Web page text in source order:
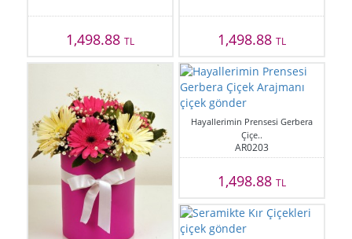
1,498.88TL 1,498.88 TL
Hayallerimin Prensesi Gerbera
Çiçe..
AR0203
1,498.88 TL